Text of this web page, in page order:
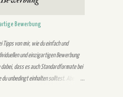
Bewerbung
Tipps von mir, wie du einfach und
und einzigartigen Bewerbung
dass es auch Standardformate bei
unbedingt einhalten solltest. Aber